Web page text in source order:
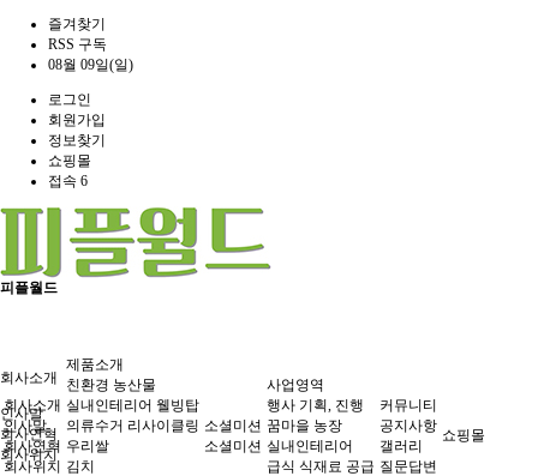
즐겨찾기
RSS 구독
08월 09일(일)
로그인
회원가입
정보찾기
쇼핑몰
접속 6
피플월드
회사소개
인사말
회사연혁
회사위치
회사소개
인사말
회사연혁
회사위치
제품소개
친환경 농산물
실내인테리어 웰빙탑
의류수거 리사이클링
우리쌀
김치
소셜미션
소셜미션
사업영역
행사 기획, 진행
꿈마을 농장
실내인테리어
급식 식재료 공급
커뮤니티
공지사항
갤러리
질문답변
쇼핑몰